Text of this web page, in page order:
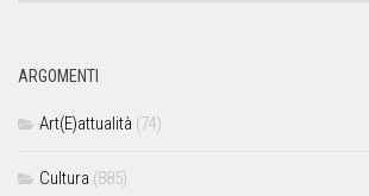
ARGOMENTI
Art(E)attualità (74)
Cultura (885)